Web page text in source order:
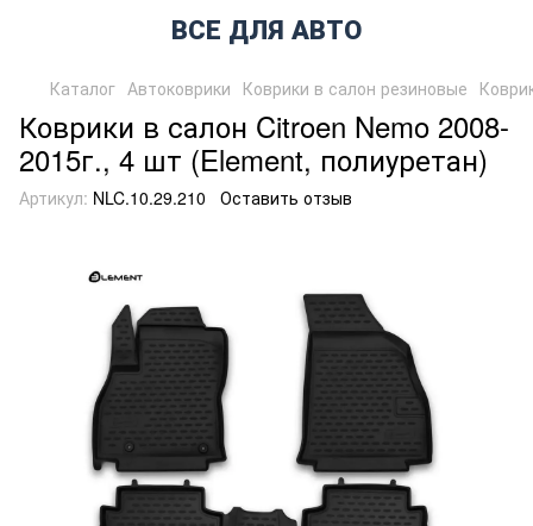
ВСЕ ДЛЯ АВТО
Каталог Автоковрики Коврики в салон резиновые
Коврики в салон Citroen Nemo 2008-
2015г., 4 шт (Element, полиуретан)
Артикул: NLC.10.29.210 Оставить отзыв